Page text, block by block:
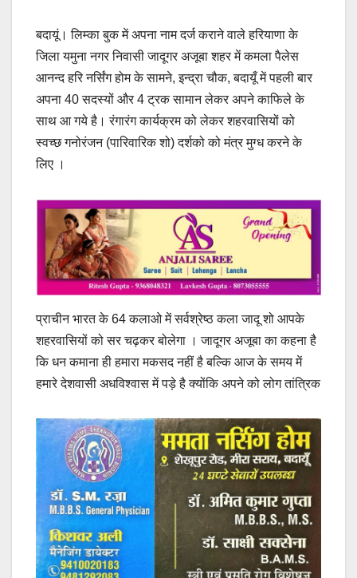
बदायूं। लिम्का बुक में अपना नाम दर्ज कराने वाले हरियाणा के
जिला यमुना नगर निवासी जादूगर अजूबा शहर में कमला पैलेस
आनन्द हरि नर्सिंग होम के सामने, इन्द्रा चौक, बदायूँ में पहली बार
अपना 40 सदस्यों और 4 ट्रक सामान लेकर अपने काफिले के
साथ आ गये है। रंगारंग कार्यक्रम को लेकर शहरवासियों को
स्वच्छ गनोरंजन (पारिवारिक शो) दर्शको को मंत्र मुग्ध करने के
लिए ।
प्राचीन भारत के 64 कलाओ में सर्वश्रेष्ठ कला जादू शो आपके
शहरवासियों को सर चढ़कर बोलेगा । जादूगर अजूबा का कहना है
कि धन कमाना ही हमारा मकसद नहीं है बल्कि आज के समय में
हमारे देशवासी अधविश्वास में पड़े है क्योंकि अपने को लोग तांत्रिक